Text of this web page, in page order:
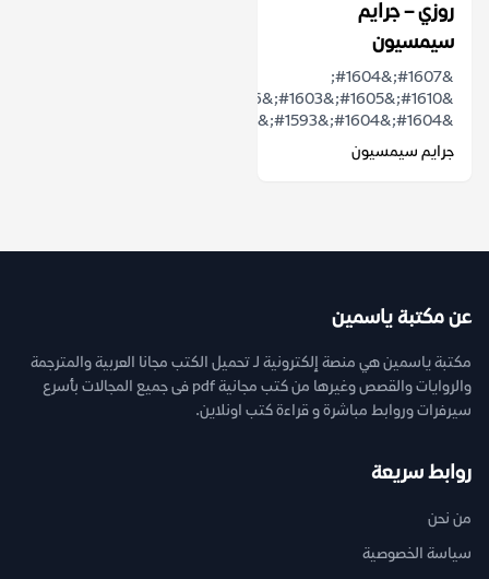
روزي – جرايم
سيمسيون
&#1607;&#1604;
&#1604;&#1604;&#1593;&#1602;&#1604;...
جرايم سيمسيون
عن مكتبة ياسمين
مكتبة ياسمين هي منصة إلكترونية لـ تحميل الكتب مجانا العربية والمترجمة
والروايات والقصص وغيرها من كتب مجانية pdf فى جميع المجالات بأسرع
سيرفرات وروابط مباشرة و قراءة كتب اونلاين.
روابط سريعة
من نحن
سياسة الخصوصية